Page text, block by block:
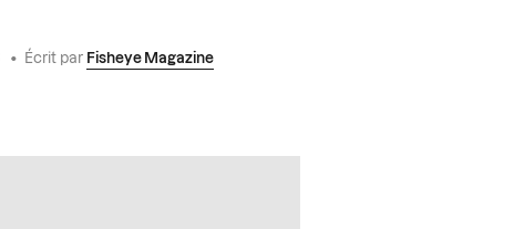
• Écrit par Fisheye Magazine